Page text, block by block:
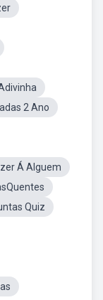
2 Ano
Á Alguem
Quiz